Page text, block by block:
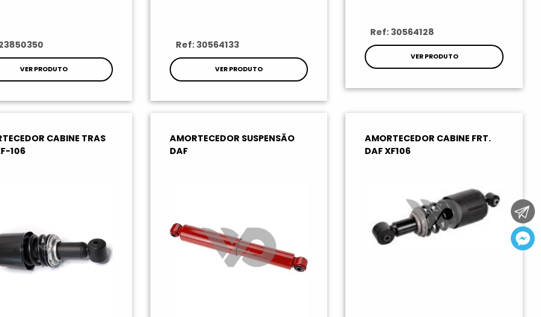
VER PRODUTO
Ref: 30564133
VER PRODUTO
Ref: 30564128
VER PRODUTO
CABINE TRAS
106
AMORTECEDOR SUSPENSÃO
DAF
AMORTECEDOR CABINE FRT.
DAF XF106